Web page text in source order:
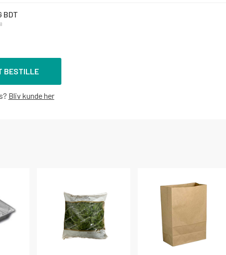
BDT
BESTILLE
Bliv kunde her